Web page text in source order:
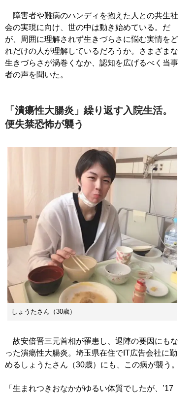
障害者や難病のハンディを抱えた人との共生社
会の実現に向け、世の中は動き始めている。だ
が、周囲に理解されず生きづらさに悩む実情をど
れだけの人が理解しているだろうか。さまざまな
生きづらさが渦巻くなか、認知を広げるべく当事
者の声を聞いた。
「潰瘍性大腸炎」繰り返す入院生活。
便失禁恐怖が襲う
しょうたさん（30歳）
故安倍晋三元首相が罹患し、退陣の要因にもな
った潰瘍性大腸炎。埼玉県在住でIT広告会社に勤
めるしょうたさん（30歳）にも、この病が襲う。
「生まれつきおなかがゆるい体質でしたが、’17